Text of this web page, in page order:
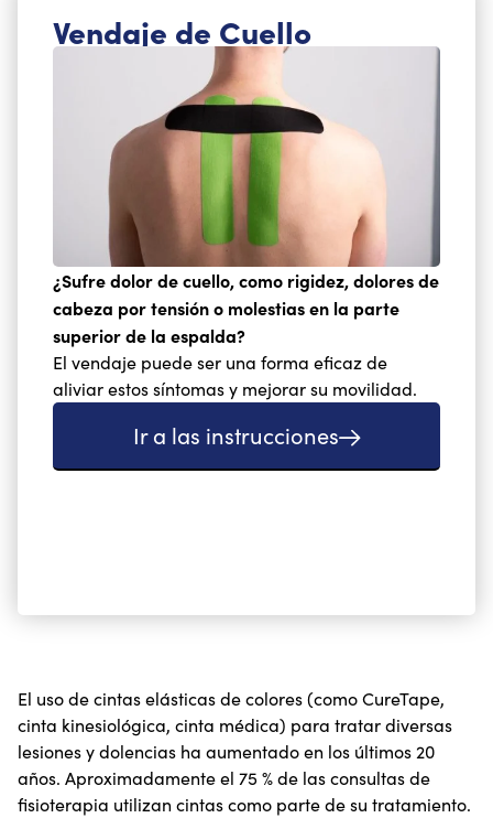
Vendaje de Cuello
¿Sufre dolor de cuello, como rigidez, dolores de
cabeza por tensión o molestias en la parte
superior de la espalda?
El vendaje puede ser una forma eficaz de
aliviar estos síntomas y mejorar su movilidad.
Ir a las instrucciones
El uso de cintas elásticas de colores (como CureTape,
cinta kinesiológica, cinta médica) para tratar diversas
lesiones y dolencias ha aumentado en los últimos 20
años. Aproximadamente el 75 % de las consultas de
fisioterapia utilizan cintas como parte de su tratamiento.